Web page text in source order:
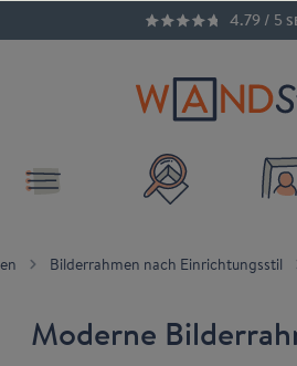
4.79 / 5
Bilderrahmen nach Einrichtungsstil
Moderne